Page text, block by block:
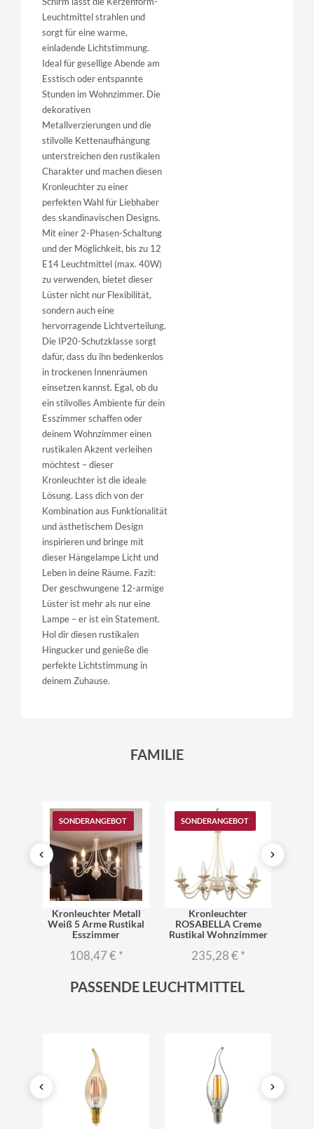
Leuchtmittel strahlen und
sorgt für eine warme,
einladende Lichtstimmung.
Ideal für gesellige Abende am
Esstisch oder entspannte
Stunden im Wohnzimmer. Die
dekorativen
Metallverzierungen und die
stilvolle Kettenaufhängung
unterstreichen den rustikalen
Charakter und machen diesen
Kronleuchter zu einer
perfekten Wahl für Liebhaber
des skandinavischen Designs.
Mit einer 2-Phasen-Schaltung
und der Möglichkeit, bis zu 12
E14 Leuchtmittel (max. 40W)
zu verwenden, bietet dieser
Lüster nicht nur Flexibilität,
sondern auch eine
hervorragende Lichtverteilung.
Die IP20-Schutzklasse sorgt
dafür, dass du ihn bedenkenlos
in trockenen Innenräumen
einsetzen kannst. Egal, ob du
ein stilvolles Ambiente für dein
Esszimmer schaffen oder
deinem Wohnzimmer einen
rustikalen Akzent verleihen
möchtest – dieser
Kronleuchter ist die ideale
Lösung. Lass dich von der
Kombination aus Funktionalität
und ästhetischem Design
inspirieren und bringe mit
dieser Hängelampe Licht und
Leben in deine Räume. Fazit:
Der geschwungene 12-armige
Lüster ist mehr als nur eine
Lampe – er ist ein Statement.
Hol dir diesen rustikalen
Hingucker und genieße die
perfekte Lichtstimmung in
deinem Zuhause.
FAMILIE
SONDERANGEBOT
Kronleuchter Metall
Weiß 5 Arme Rustikal
Esszimmer
108,47 €*
SONDERANGEBOT
Kronleuchter
ROSABELLA Creme
Rustikal Wohnzimmer
235,28 €*
PASSENDE LEUCHTMITTEL